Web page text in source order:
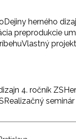
Dejiny herného
preprodukcie
Vlastný projekt
4. ročník ZS
Realizačný